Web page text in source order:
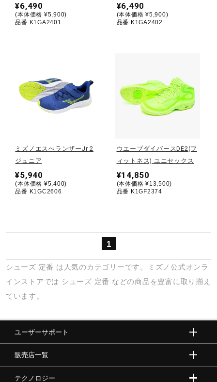
ゴルフ
バレーボール
バドミントン
陸上競技
ソフトボール
ウィンタースポーツ
¥6,490
(本体価格 ¥5,900)
品番 K1GA2401
¥6,490
(本体価格 ¥5,900)
品番 K1GA2402
ミズノエスぺランザーJr 2
ジュニア
¥5,940
(本体価格 ¥5,400)
品番 K1GC2606
ウエーブダイバースDE2(フ
ィットネス) ユニセックス
¥14,850
(本体価格 ¥13,500)
品番 K1GF2374
1
シューズ 定番 は人気のカテゴリーです。ミズノ公式オンラ
インストアでは シューズ 定番 などの商品を豊富に取り揃え
ています。
ユーザーサポート
販売店一覧
テクノロジー